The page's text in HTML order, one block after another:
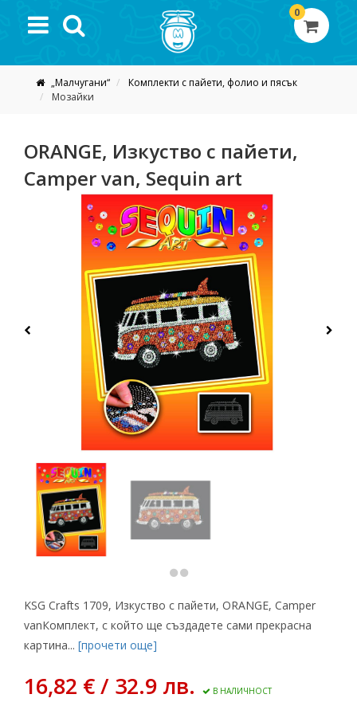
0
„Малчугани“
Комплекти с пайети, фолио и пясък
Мозайки
ORANGE, Изкуство с пайети,
Camper van, Sequin art
KSG Crafts 1709, Изкуство с пайети, ORANGE, Camper
vanКомплект, с който ще създадете сами прекрасна
картина... [прочети още]
16,82 € / 32.9 лв. В НАЛИЧНОСТ